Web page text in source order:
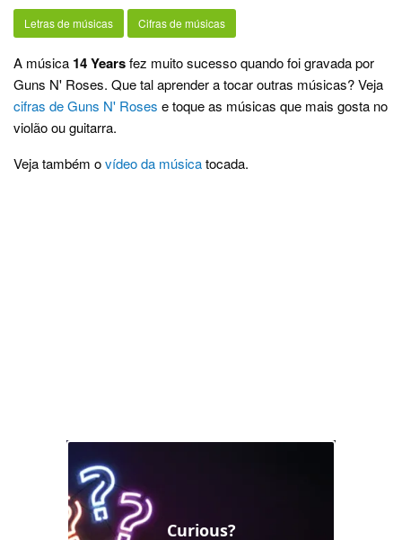
Letras de músicas Cifras de músicas
A música 14 Yearsfez muito sucesso quando foi gravada por
Guns N' Roses. Que tal aprender a tocar outras músicas? Veja
cifras de Guns N' Roses e toque as músicas que mais gosta no
violão ou guitarra.
Veja também ovídeo da músicatocada.